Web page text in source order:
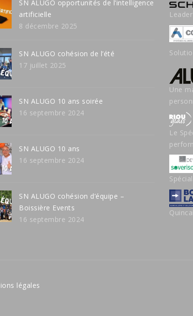
SN ALUGO opportunités de l’intelligence
artificielle
8 décembre 2025
SN ALUGO cohésion de l’été
17 juillet 2025
SN ALUGO 10 ans soirée
16 septembre 2024
SN ALUGO 10 ans
16 septembre 2024
SN ALUGO cohésion d’équipe –
Boissière Events
16 septembre 2024
Une
Le
légales